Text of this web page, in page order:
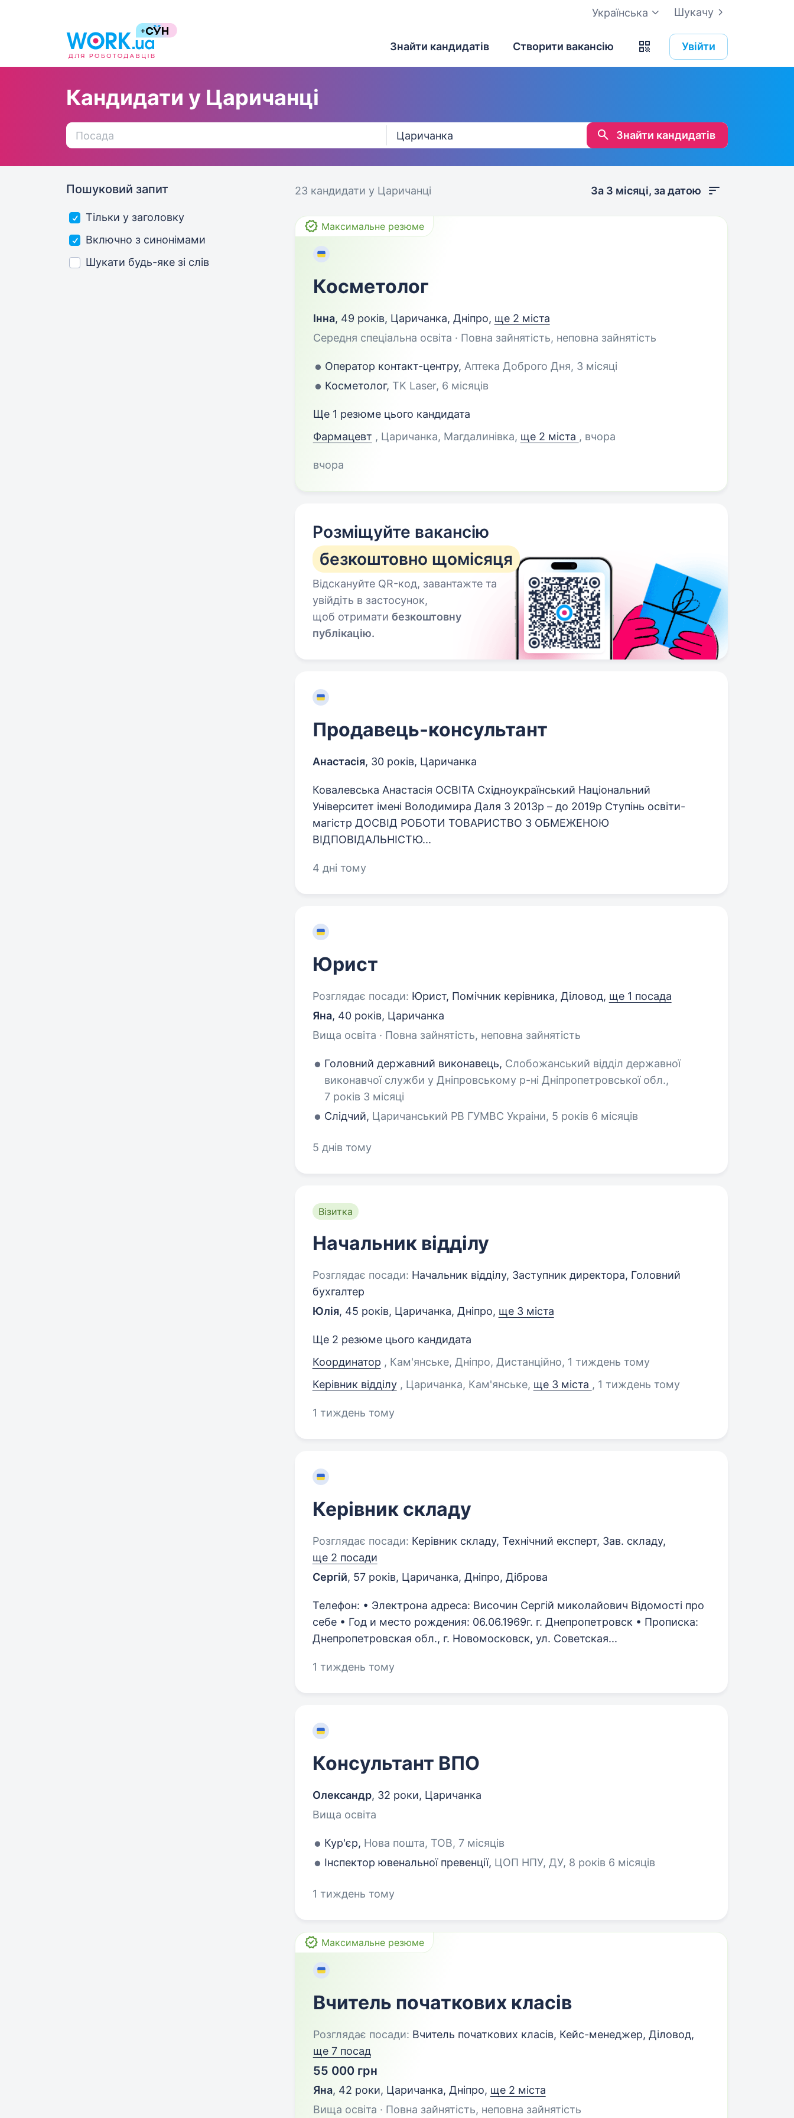
Шукачу
Українська
Знайти кандидатів Створити вакансію Увійти
Кандидати у Царичанці
Знайти кандидатів
Пошуковий запит
Тільки у заголовку
Включно з синонімами
Шукати будь-яке зі слів
23 кандидати у Царичанці За 3 місяці, за датою
Максимальне резюме
Косметолог
Інна, 49 років, Царичанка, Дніпро, ще 2 міста
Середня спеціальна освіта · Повна зайнятість, неповна зайнятість
Оператор контакт-центру, Аптека Доброго Дня, 3 місяці
Косметолог, TK Laser, 6 місяців
Ще 1 резюме цього кандидата
Фармацевт , Царичанка, Магдалинівка, ще 2 міста , вчора
вчора
Розміщуйте вакансію
безкоштовно щомісяця
Відскануйте QR-код, завантажте та
увійдіть в застосунок,
щоб отримати безкоштовну
публікацію.
Продавець-консультант
Анастасія, 30 років, Царичанка
Ковалевська Анастасія ОСВІТА Східноукраїнський Національний
Університет імені Володимира Даля З 2013р – до 2019р Ступінь освіти-
магістр ДОСВІД РОБОТИ ТОВАРИСТВО З ОБМЕЖЕНОЮ
ВІДПОВІДАЛЬНІСТЮ...
4 дні тому
Юрист
Розглядає посади: Юрист, Помічник керівника, Діловод, ще 1 посада
Яна, 40 років, Царичанка
Вища освіта · Повна зайнятість, неповна зайнятість
Головний державний виконавець, Слобожанський відділ державної
виконавчої служби у Дніпровському р-ні Дніпропетровської обл.,
7 років 3 місяці
Слідчий, Царичанський РВ ГУМВС Украіни, 5 років 6 місяців
5 днів тому
Візитка
Начальник відділу
Розглядає посади: Начальник відділу, Заступник директора, Головний
бухгалтер
Юлія, 45 років, Царичанка, Дніпро, ще 3 міста
Ще 2 резюме цього кандидата
Координатор , Кам'янське, Дніпро, Дистанційно, 1 тиждень тому
Керівник відділу , Царичанка, Кам'янське, ще 3 міста , 1 тиждень тому
1 тиждень тому
Керівник складу
Розглядає посади: Керівник складу, Технічний експерт, Зав. складу,
ще 2 посади
Сергій, 57 років, Царичанка, Дніпро, Діброва
Телефон: • Электрона адреса: Височин Сергій миколайович Відомості про
себе • Год и место рождения: 06.06.1969г. г. Днепропетровск • Прописка:
Днепропетровская обл., г. Новомосковск, ул. Советская...
1 тиждень тому
Консультант ВПО
Олександр, 32 роки, Царичанка
Вища освіта
Кур'єр, Нова пошта, ТОВ, 7 місяців
Інспектор ювенальної превенції, ЦОП НПУ, ДУ, 8 років 6 місяців
1 тиждень тому
Максимальне резюме
Вчитель початкових класів
Розглядає посади: Вчитель початкових класів, Кейс-менеджер, Діловод,
ще 7 посад
55 000 грн
Яна, 42 роки, Царичанка, Дніпро, ще 2 міста
Вища освіта · Повна зайнятість, неповна зайнятість